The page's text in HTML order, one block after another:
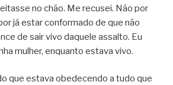
no chão. Me recusei. Não por
já estar conformado de que não
de sair vivo daquele assalto. Eu
mulher, enquanto estava vivo.
que estava obedecendo a tudo que